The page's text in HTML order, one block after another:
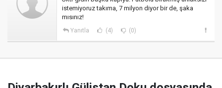
istemiyoruz takıma, 7 milyon diyor bir de, şaka
mısınız!
Yanıtla (4) (0)